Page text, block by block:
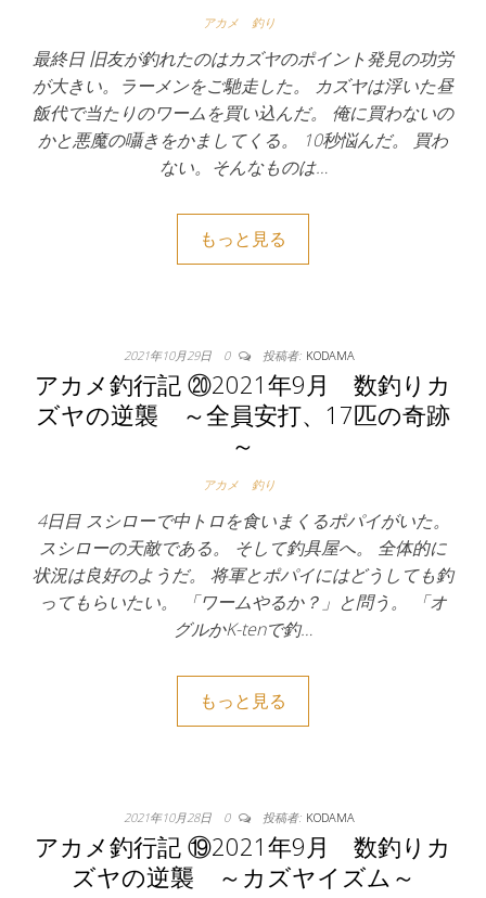
アカメ 釣り
最終日 旧友が釣れたのはカズヤのポイント発見の功労
が大きい。ラーメンをご馳走した。 カズヤは浮いた昼
飯代で当たりのワームを買い込んだ。 俺に買わないの
かと悪魔の囁きをかましてくる。 10秒悩んだ。 買わ
ない。そんなものは…
もっと見る
2021年10月29日 0 投稿者: KODAMA
アカメ釣行記 ⑳2021年9月 数釣りカ
ズヤの逆襲 ～全員安打、17匹の奇跡
～
アカメ 釣り
4日目 スシローで中トロを食いまくるポパイがいた。
スシローの天敵である。 そして釣具屋へ。 全体的に
状況は良好のようだ。 将軍とポパイにはどうしても釣
ってもらいたい。 「ワームやるか？」と問う。 「オ
グルかK-tenで釣…
もっと見る
2021年10月28日 0 投稿者: KODAMA
アカメ釣行記 ⑲2021年9月 数釣りカ
ズヤの逆襲 ～カズヤイズム～